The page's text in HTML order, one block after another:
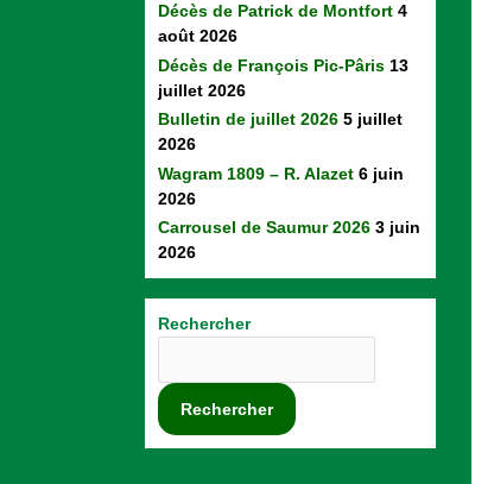
Décès de Patrick de Montfort 4
août 2026
Décès de François Pic-Pâris 13
juillet 2026
Bulletin de juillet 2026 5 juillet
2026
Wagram 1809 – R. Alazet 6 juin
2026
Carrousel de Saumur 2026 3 juin
2026
Rechercher
Rechercher